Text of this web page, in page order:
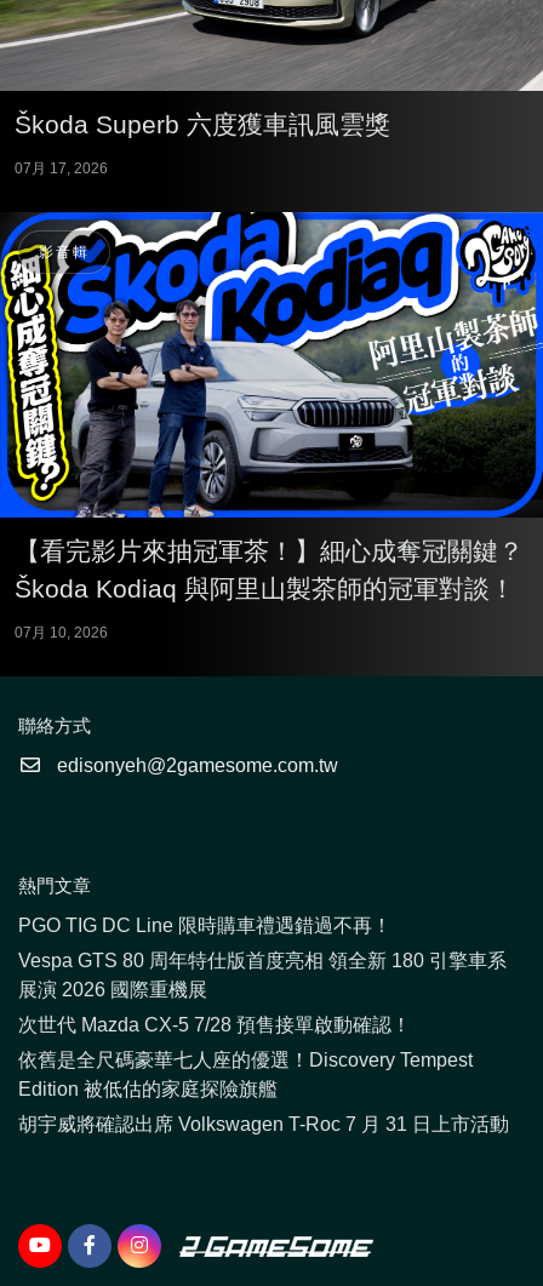
Škoda Superb 六度獲車訊風雲獎
07月 17, 2026
影音輯
【看完影片來抽冠軍茶！】細心成奪冠關鍵？
Škoda Kodiaq 與阿里山製茶師的冠軍對談！
07月 10, 2026
聯絡方式
edisonyeh@2gamesome.com.tw
熱門文章
PGO TIG DC Line 限時購車禮遇錯過不再！
Vespa GTS 80 周年特仕版首度亮相 領全新 180 引擎車系
展演 2026 國際重機展
次世代 Mazda CX-5 7/28 預售接單啟動確認！
依舊是全尺碼豪華七人座的優選！Discovery Tempest
Edition 被低估的家庭探險旗艦
胡宇威將確認出席 Volkswagen T-Roc 7 月 31 日上市活動